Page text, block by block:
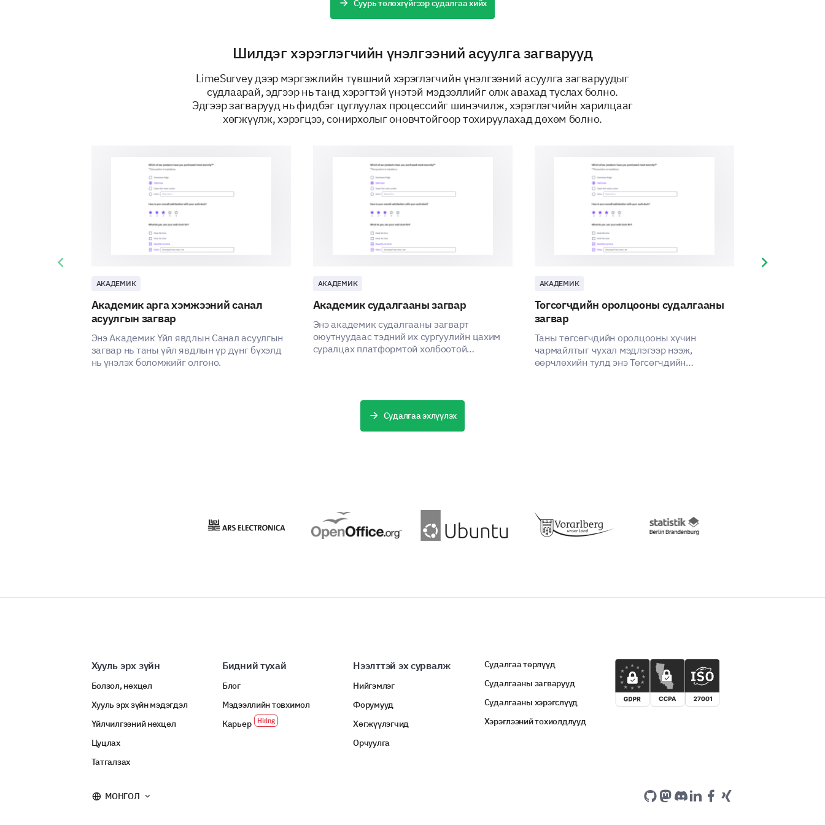
ХҮЧ СЭТГЭЛ
Суурь төлөхгүйгээр судалгаа хийх
Шилдэг хэрэглэгчийн үнэлгээний асуулга загварууд
LimeSurvey дээр мэргэжлийн түвшний хэрэглэгчийн үнэлгээний асуулга загваруудыг
судлаарай, эдгээр нь танд хэрэгтэй үнэтэй мэдээллийг олж авахад туслах болно.
Эдгээр загварууд нь фидбэг цуглуулах процессийг шинэчилж, хэрэглэгчийн харилцааг
хөгжүүлж, хэрэгцээ, сонирхолыг оновчтойгоор тохируулахад дөхөм болно.
АКАДЕМИК
Академик арга хэмжээний санал
асуулгын загвар
Энэ Академик Үйл явдлын Санал асуулгын
загвар нь таны үйл явдлын үр дүнг бүхэлд
нь үнэлэх боломжийг олгоно.
АКАДЕМИК
Академик судалгааны загвар
Энэ академик судалгааны загварт
оюутнуудаас тэдний их сургуулийн цахим
суралцах платформтой холбоотой
платформын үр дүнтэй байдлыг
нэмэгдүүлэхэд туслах юм.
АКАДЕМИК
Төгсөгчдийн оролцооны судалгааны
загвар
Таны төгсөгчдийн оролцооны хүчин
чармайлтыг чухал мэдлэгээр нээж,
өөрчлөхийн тулд энэ Төгсөгчдийн
Previous slide Next slide
Судалгаа эхлүүлэх
Хууль эрх зүйн
Болзол, нөхцөл
Хууль эрх зүйн мэдэгдэл
Үйлчилгээний нөхцөл
Цуцлах
Татгалзах
Бидний тухай
Блог
Мэдээллийн товхимол
Карьер
Нээлттэй эх сурвалж
Нийгэмлэг
Форумууд
Хөгжүүлэгчид
Орчуулга
Судалгаа төрлүүд
Судалгааны загварууд
Судалгааны хэрэгслүүд
Хэрэглээний тохиолдлууд
МОНГОЛ